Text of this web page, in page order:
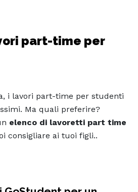
part-time per
i lavori part-time per studenti
Ma quali preferire?
elenco di lavoretti part time
consigliare ai tuoi figli..